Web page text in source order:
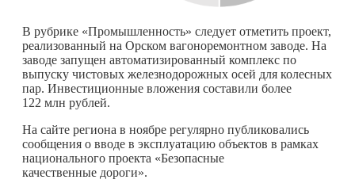
В рубрике «Промышленность» следует отметить проект,
реализованный на Орском вагоноремонтном заводе. На
заводе запущен автоматизированный комплекс по
выпуску чистовых железнодорожных осей для колесных
пар. Инвестиционные вложения составили более
122 млн рублей.
На сайте региона в ноябре регулярно публиковались
сообщения о вводе в эксплуатацию объектов в рамках
национального проекта «Безопасные
качественные дороги».